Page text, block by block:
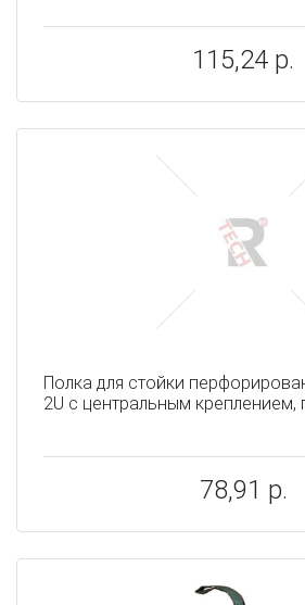
115,24 р.
Полка для стойки
2U с центральным креплением,
78,91 р.